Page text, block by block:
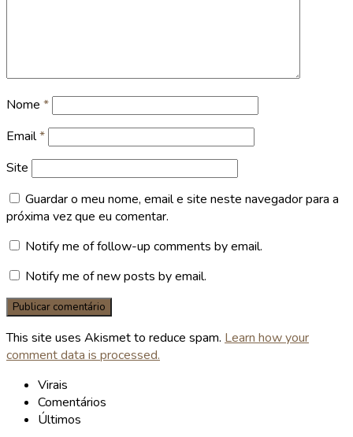
Nome *
Email*
Site
Guardar o meu nome, email e site neste navegador para a
próxima vez que eu comentar.
Notify me of follow-up comments by email.
Notify me of new posts by email.
This site uses Akismet to reduce spam. Learn how your
comment data is processed.
Virais
Comentários
Últimos